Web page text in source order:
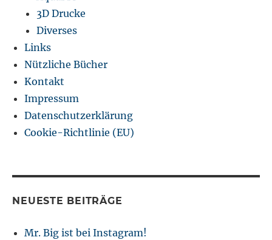
3D Drucke
Diverses
Links
Nützliche Bücher
Kontakt
Impressum
Datenschutzerklärung
Cookie-Richtlinie (EU)
NEUESTE BEITRÄGE
Mr. Big ist bei Instagram!